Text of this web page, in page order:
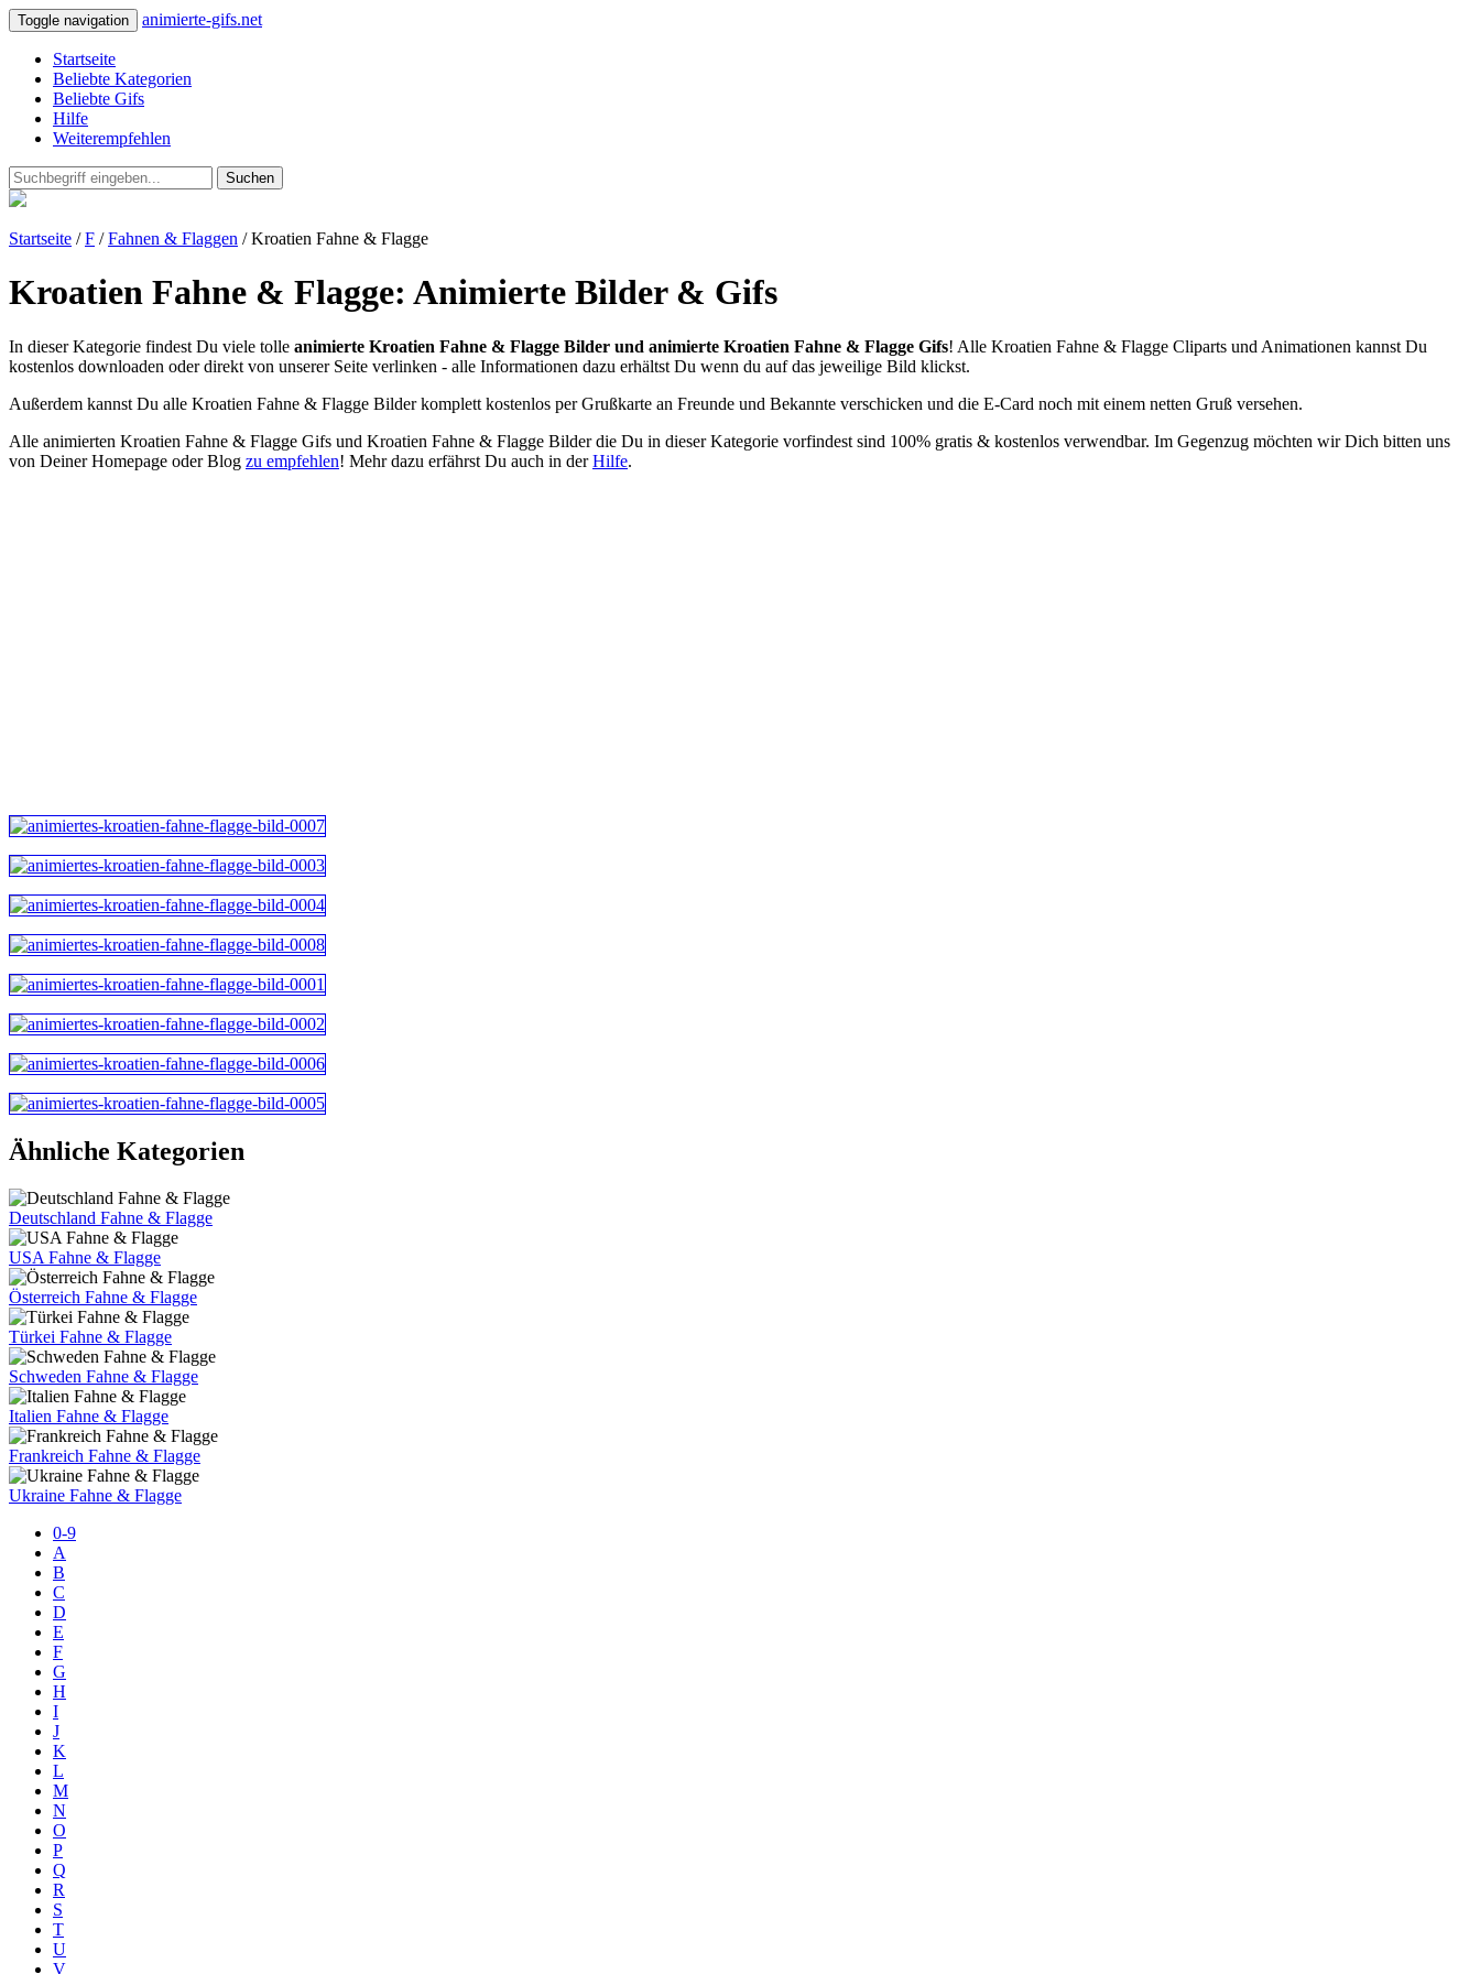
Toggle navigation animierte-gifs.net
Startseite
Beliebte Kategorien
Beliebte Gifs
Hilfe
Weiterempfehlen
Suchen
Startseite /F /Fahnen & Flaggen / Kroatien Fahne & Flagge
Kroatien Fahne & Flagge: Animierte Bilder & Gifs
In dieser Kategorie findest Du viele tolle animierte Kroatien Fahne & Flagge Bilder und animierte Kroatien Fahne & Flagge Gifs! Alle Kroatien Fahne & Flagge Cliparts und Animationen kannst Du
kostenlos downloaden oder direkt von unserer Seite verlinken - alle Informationen dazu erhältst Du wenn du auf das jeweilige Bild klickst.
Außerdem kannst Du alle Kroatien Fahne & Flagge Bilder komplett kostenlos per Grußkarte an Freunde und Bekannte verschicken und die E-Card noch mit einem netten Gruß versehen.
Alle animierten Kroatien Fahne & Flagge Gifs und Kroatien Fahne & Flagge Bilder die Du in dieser Kategorie vorfindest sind 100% gratis & kostenlos verwendbar. Im Gegenzug möchten wir Dich bitten uns
von Deiner Homepage oder Blog zu empfehlen! Mehr dazu erfährst Du auch in derHilfe.
Ähnliche Kategorien
Deutschland Fahne & Flagge
USA Fahne & Flagge
Österreich Fahne & Flagge
Türkei Fahne & Flagge
Schweden Fahne & Flagge
Italien Fahne & Flagge
Frankreich Fahne & Flagge
Ukraine Fahne & Flagge
0-9
A
B
C
D
E
F
G
H
I
J
K
L
M
N
O
P
Q
R
S
T
U
V